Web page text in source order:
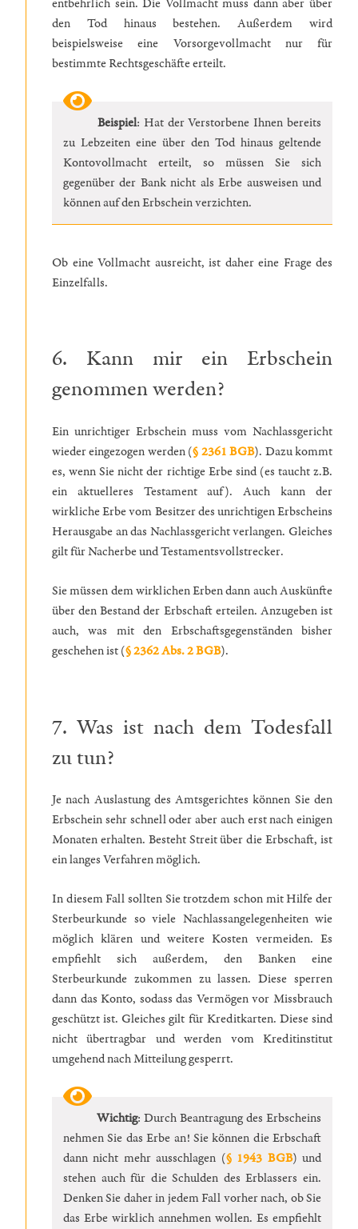
den Tod hinaus bestehen. Außerdem wird
beispielsweise eine Vorsorgevollmacht nur für
bestimmte Rechtsgeschäfte erteilt.
Beispiel: Hat der Verstorbene Ihnen bereits
zu Lebzeiten eine über den Tod hinaus geltende
Kontovollmacht erteilt, so müssen Sie sich
gegenüber der Bank nicht als Erbe ausweisen und
können auf den Erbschein verzichten.
Ob eine Vollmacht ausreicht, ist daher eine Frage des
Einzelfalls.
6. Kann mir ein Erbschein
genommen werden?
Ein unrichtiger Erbschein muss vom Nachlassgericht
wieder eingezogen werden (§ 2361 BGB). Dazu kommt
es, wenn Sie nicht der richtige Erbe sind (es taucht z.B.
ein aktuelleres Testament auf). Auch kann der
wirkliche Erbe vom Besitzer des unrichtigen Erbscheins
Herausgabe an das Nachlassgericht verlangen. Gleiches
gilt für Nacherbe und Testamentsvollstrecker.
Sie müssen dem wirklichen Erben dann auch Auskünfte
über den Bestand der Erbschaft erteilen. Anzugeben ist
auch, was mit den Erbschaftsgegenständen bisher
geschehen ist (§ 2362 Abs. 2 BGB).
7. Was ist nach dem Todesfall
zu tun?
Je nach Auslastung des Amtsgerichtes können Sie den
Erbschein sehr schnell oder aber auch erst nach einigen
Monaten erhalten. Besteht Streit über die Erbschaft, ist
ein langes Verfahren möglich.
In diesem Fall sollten Sie trotzdem schon mit Hilfe der
Sterbeurkunde so viele Nachlassangelegenheiten wie
möglich klären und weitere Kosten vermeiden. Es
empfiehlt sich außerdem, den Banken eine
Sterbeurkunde zukommen zu lassen. Diese sperren
dann das Konto, sodass das Vermögen vor Missbrauch
geschützt ist. Gleiches gilt für Kreditkarten. Diese sind
nicht übertragbar und werden vom Kreditinstitut
umgehend nach Mitteilung gesperrt.
Wichtig: Durch Beantragung des Erbscheins
nehmen Sie das Erbe an! Sie können die Erbschaft
dann nicht mehr ausschlagen (§ 1943 BGB) und
stehen auch für die Schulden des Erblassers ein.
Denken Sie daher in jedem Fall vorher nach, ob Sie
das Erbe wirklich annehmen wollen. Es empfiehlt